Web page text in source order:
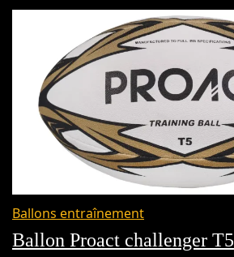
Ballons entraînement
Ballon Proact challenger T5